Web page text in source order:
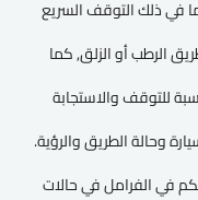
في ذلك التوقف السريع
الرطب أو الزلق, كما
للتوقف والاستجابة
وحالة الطريق والرؤية.
في الفرامل في حالات